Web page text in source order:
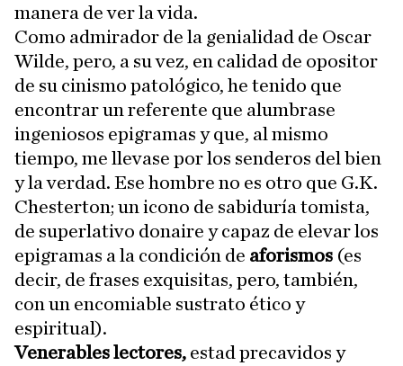
manera de ver la vida.
Como admirador de la genialidad de Oscar
Wilde, pero, a su vez, en calidad de opositor
de su cinismo patológico, he tenido que
encontrar un referente que alumbrase
ingeniosos epigramas y que, al mismo
tiempo, me llevase por los senderos del bien
y la verdad. Ese hombre no es otro que G.K.
Chesterton; un icono de sabiduría tomista,
de superlativo donaire y capaz de elevar los
epigramas a la condición de aforismos (es
decir, de frases exquisitas, pero, también,
con un encomiable sustrato ético y
espiritual).
Venerables lectores, estad precavidos y